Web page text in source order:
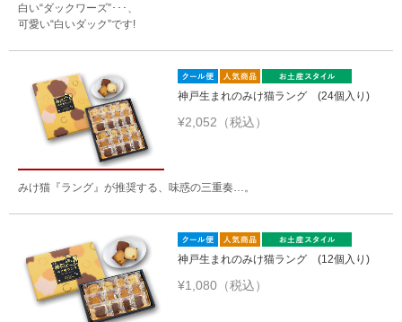
白い“ダックワーズ”･･･、
可愛い“白いダック”です!
神戸生まれのみけ猫ラング (24個入り)
¥2,052（税込）
みけ猫『ラング』が推奨する、味惑の三重奏…。
神戸生まれのみけ猫ラング (12個入り)
¥1,080（税込）